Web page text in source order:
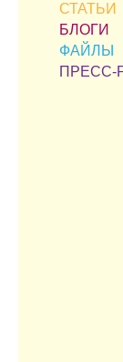
СТАТЬИ
БЛОГИ
ФАЙЛЫ
ПРЕСС-